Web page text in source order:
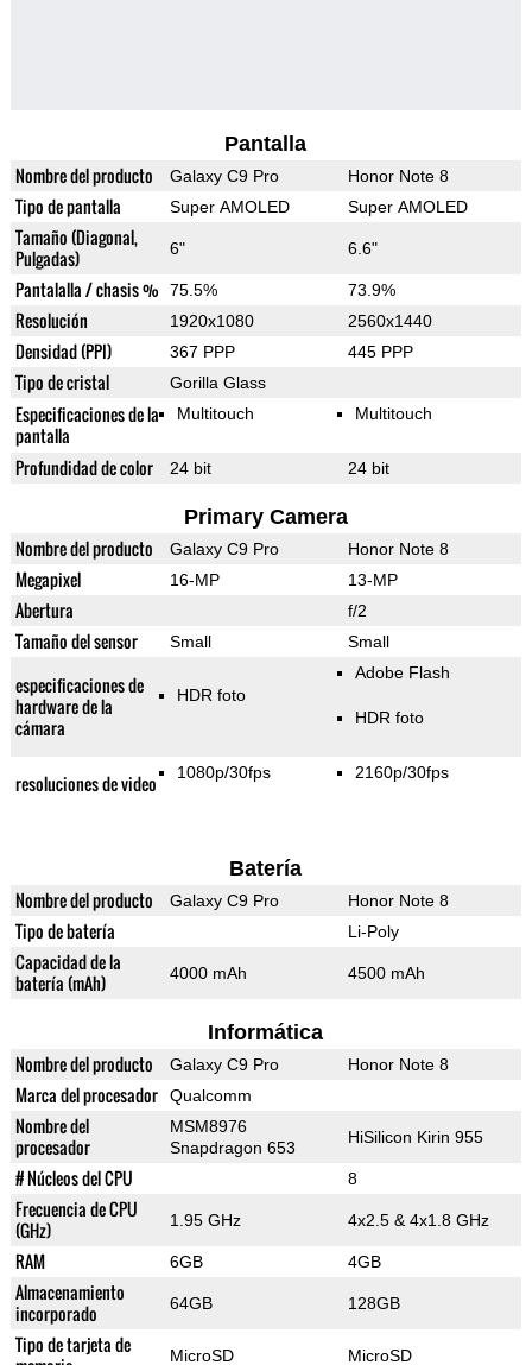
Pantalla
Nombre del producto Galaxy C9 Pro Honor Note 8
Tipo de pantalla Super AMOLED Super AMOLED
Tamaño (Diagonal,
Pulgadas)
6" 6.6"
Pantalalla / chasis % 75.5% 73.9%
Resolución 1920x1080 2560x1440
Densidad (PPI) 367 PPP 445 PPP
Tipo de cristal Gorilla Glass
Especificaciones de la
pantalla
Multitouch Multitouch
Profundidad de color 24 bit 24 bit
Primary Camera
Nombre del producto Galaxy C9 Pro Honor Note 8
Megapixel 16-MP 13-MP
Abertura f/2
Tamaño del sensor Small Small
especificaciones de
hardware de la
cámara
HDR foto
Adobe Flash
HDR foto
resoluciones de video 1080p/30fps 2160p/30fps
Batería
Nombre del producto Galaxy C9 Pro Honor Note 8
Tipo de batería Li-Poly
Capacidad de la
batería (mAh)
4000 mAh 4500 mAh
Informática
Nombre del producto Galaxy C9 Pro Honor Note 8
Marca del procesador Qualcomm
Nombre del
procesador
MSM8976
Snapdragon 653
HiSilicon Kirin 955
# Núcleos del CPU 8
Frecuencia de CPU
(GHz)
1.95 GHz 4x2.5 & 4x1.8 GHz
RAM 6GB 4GB
Almacenamiento
incorporado
64GB 128GB
Tipo de tarjeta de
MicroSD MicroSD